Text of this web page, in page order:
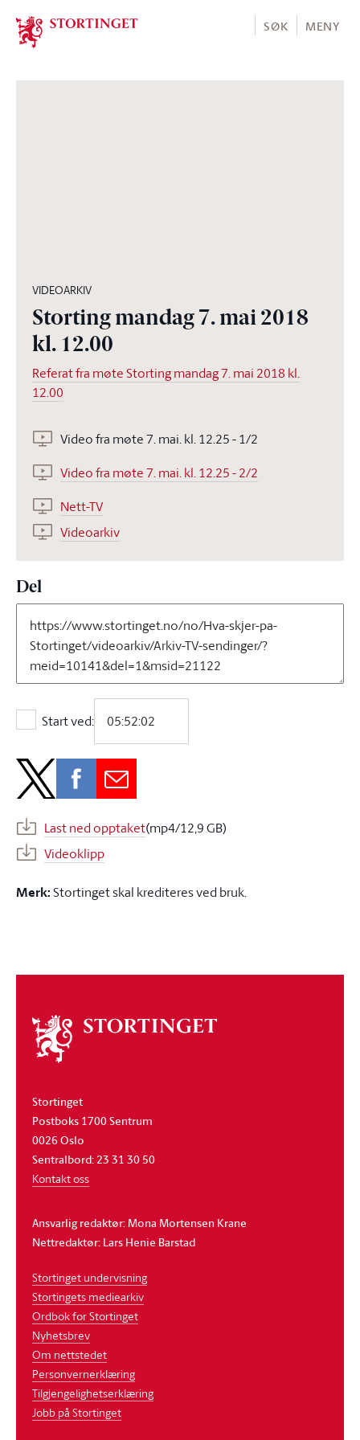
Stortinget.no
SØK MENY
VIDEOARKIV
Storting mandag 7. mai 2018
kl. 12.00
Referat fra møte Storting mandag 7. mai 2018 kl.
12.00
Video fra møte 7. mai. kl. 12.25 - 1/2
Video fra møte 7. mai. kl. 12.25 - 2/2
Nett-TV
Videoarkiv
Del
Start ved:
Start ved:
Last ned opptaket(mp4/12,9 GB)
Videoklipp
Merk:Stortinget skal krediteres ved bruk.
Om
stortinget
Stortinget
Postboks 1700 Sentrum
0026 Oslo
Sentralbord: 23 31 30 50
Kontakt oss
Ansvarlig redaktør: Mona Mortensen Krane
Nettredaktør: Lars Henie Barstad
Stortinget undervisning
Stortingets mediearkiv
Ordbok for Stortinget
Nyhetsbrev
Om nettstedet
Personvernerklæring
Tilgjengelighetserklæring
Jobb på Stortinget